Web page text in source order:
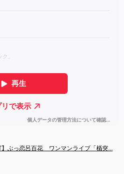
】ぶっ恋呂百花　ワンマンライブ「楯突...